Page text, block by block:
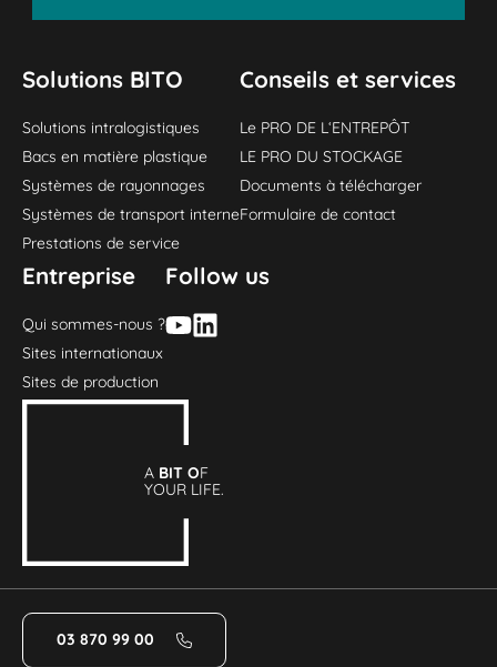
Solutions BITO
Solutions intralogistiques
Bacs en matière plastique
Systèmes de rayonnages
Systèmes de transport interne
Prestations de service
Conseils et services
Le PRO DE L‘ENTREPÔT
LE PRO DU STOCKAGE
Documents à télécharger
Formulaire de contact
Entreprise
Qui sommes-nous ?
Sites internationaux
Sites de production
Follow us
A BIT OF
YOUR LIFE.
03 870 99 00